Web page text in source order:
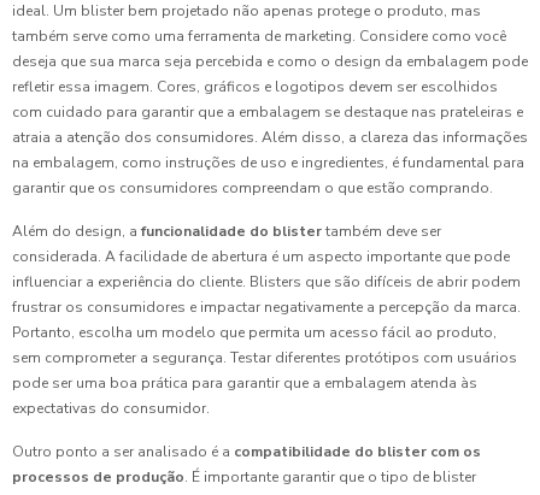
ideal. Um blister bem projetado não apenas protege o produto, mas
também serve como uma ferramenta de marketing. Considere como você
deseja que sua marca seja percebida e como o design da embalagem pode
refletir essa imagem. Cores, gráficos e logotipos devem ser escolhidos
com cuidado para garantir que a embalagem se destaque nas prateleiras e
atraia a atenção dos consumidores. Além disso, a clareza das informações
na embalagem, como instruções de uso e ingredientes, é fundamental para
garantir que os consumidores compreendam o que estão comprando.
Além do design, a funcionalidade do blistertambém deve ser
considerada. A facilidade de abertura é um aspecto importante que pode
influenciar a experiência do cliente. Blisters que são difíceis de abrir podem
frustrar os consumidores e impactar negativamente a percepção da marca.
Portanto, escolha um modelo que permita um acesso fácil ao produto,
sem comprometer a segurança. Testar diferentes protótipos com usuários
pode ser uma boa prática para garantir que a embalagem atenda às
expectativas do consumidor.
Outro ponto a ser analisado é a compatibilidade do blister com os
processos de produção. É importante garantir que o tipo de blister